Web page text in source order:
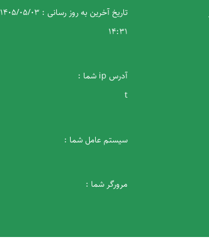
تاریخ آخرین به روز رسانی : 1405/05/03
14:31
آدرس ip شما :
t
سیستم عامل شما :
مرورگر شما :